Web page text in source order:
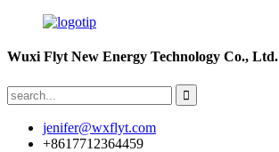
Wuxi Flyt New Energy Technology Co., Ltd.
jenifer@wxflyt.com
+8617712364459